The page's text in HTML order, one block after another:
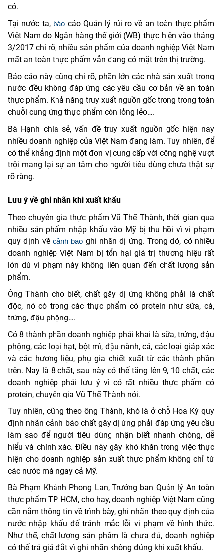
có.
Tại nước ta, báo cáo Quản lý rủi ro về an toàn thực phẩm
Việt Nam do Ngân hàng thế giới (WB) thực hiện vào tháng
3/2017 chỉ rõ, nhiều sản phẩm của doanh nghiệp Việt Nam
mất an toàn thực phẩm vẫn đang có mặt trên thị trường.
Báo cáo này cũng chỉ rõ, phần lớn các nhà sản xuất trong
nước đều không đáp ứng các yêu cầu cơ bản về an toàn
thực phẩm. Khả năng truy xuất nguồn gốc trong trong toàn
chuỗi cung ứng thực phẩm còn lỏng lẻo….
Bà Hạnh chia sẻ, vấn đề truy xuất nguồn gốc hiện nay
nhiều doanh nghiệp của Việt Nam đang làm. Tuy nhiên, để
có thể khẳng định một đơn vị cung cấp với công nghệ vượt
trội mang lại sự an tâm cho người tiêu dùng chưa thật sự
rõ ràng.
Lưu ý về ghi nhãn khi xuất khẩu
Theo chuyên gia thực phẩm Vũ Thế Thành, thời gian qua
nhiều sản phẩm nhập khẩu vào Mỹ bị thu hồi vì vi phạm
quy định về cảnh báo ghi nhãn dị ứng. Trong đó, có nhiều
doanh nghiệp Việt Nam bị tổn hại giá trị thương hiệu rất
lớn dù vi phạm này không liên quan đến chất lượng sản
phẩm.
Ông Thành cho biết, chất gây dị ứng không phải là chất
độc, nó có trong các thực phẩm có protein như sữa, cá,
trứng, đậu phộng….
Có 8 thành phần doanh nghiệp phải khai là sữa, trứng, đậu
phộng, các loại hạt, bột mì, đậu nành, cá, các loại giáp xác
và các hương liệu, phụ gia chiết xuất từ các thành phần
trên. Nay là 8 chất, sau này có thể tăng lên 9, 10 chất, các
doanh nghiệp phải lưu ý vì có rất nhiều thực phẩm có
protein, chuyên gia Vũ Thế Thành nói.
Tuy nhiên, cũng theo ông Thành, khó là ở chỗ Hoa Kỳ quy
định nhãn cảnh báo chất gây dị ứng phải đáp ứng yêu cầu
làm sao để người tiêu dùng nhận biết nhanh chóng, dễ
hiểu và chính xác. Điều này gây khó khăn trong việc thực
hiện cho doanh nghiệp sản xuất thực phẩm không chỉ từ
các nước mà ngay cả Mỹ.
Bà Phạm Khánh Phong Lan, Trưởng ban Quản lý An toàn
thực phẩm TP HCM, cho hay, doanh nghiệp Việt Nam cũng
cần nắm thông tin về trình bày, ghi nhãn theo quy định của
nước nhập khẩu để tránh mắc lỗi vi phạm về hình thức.
Như thế, chất lượng sản phẩm là chưa đủ, doanh nghiệp
có thể trả giá đắt vì ghi nhãn không đúng khi xuất khẩu.